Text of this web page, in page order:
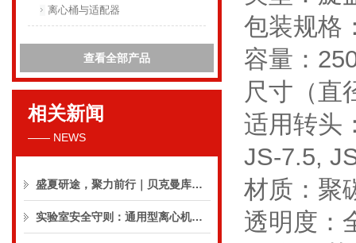
离心桶与适配器
查看全部产品
相关新闻
—— NEWS
盛夏研途，聚力前行｜贝克曼库尔特生命科学8月活动预告
实验室安全守则：通用型离心机操作与保养的10个要点
包装规格
容量：
尺寸（直
适用转头
JS-7.5,
材质：聚
透明度：